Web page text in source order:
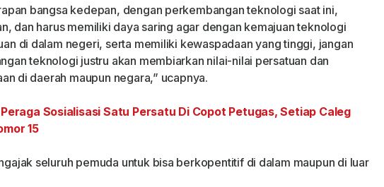
bangsa kedepan, dengan perkembangan teknologi saat ini,
dan harus memiliki daya saring agar dengan kemajuan teknologi
di dalam negeri, serta memiliki kewaspadaan yang tinggi, jangan
teknologi justru akan membiarkan nilai-nilai persatuan dan
di daerah maupun negara,” ucapnya.
Sosialisasi Satu Persatu Di Copot Petugas, Setiap Caleg
15
seluruh pemuda untuk bisa berkopentitif di dalam maupun di luar